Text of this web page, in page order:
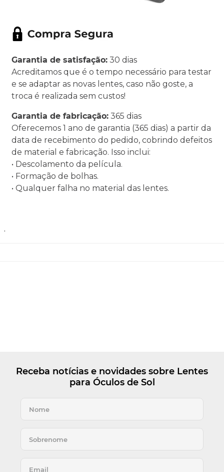
Garantia de satisfação: 30 dias
Acreditamos que é o tempo necessário para testar
e se adaptar as novas lentes, caso não goste, a
troca é realizada sem custos!
Garantia de fabricação: 365 dias
Oferecemos 1 ano de garantia (365 dias) a partir da
data de recebimento do pedido, cobrindo defeitos
de material e fabricação. Isso inclui:
• Descolamento da película.
• Formação de bolhas.
• Qualquer falha no material das lentes.
.
Receba notícias e novidades sobre Lentes
para Óculos de Sol